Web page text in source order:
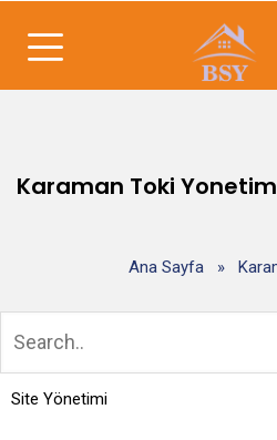
Karaman Toki
Ana Sayfa »
Site Yönetimi